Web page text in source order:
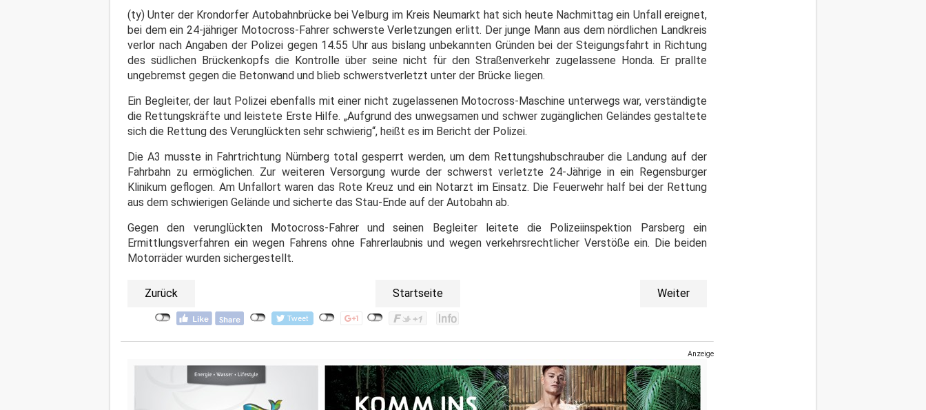
(ty) Unter der Krondorfer Autobahnbrücke bei Velburg im Kreis Neumarkt hat sich heute Nachmittag ein Unfall ereignet,
bei dem ein 24-jähriger Motocross-Fahrer schwerste Verletzungen erlitt. Der junge Mann aus dem nördlichen Landkreis
verlor nach Angaben der Polizei gegen 14.55 Uhr aus bislang unbekannten Gründen bei der Steigungsfahrt in Richtung
des südlichen Brückenkopfs die Kontrolle über seine nicht für den Straßenverkehr zugelassene Honda. Er prallte
ungebremst gegen die Betonwand und blieb schwerstverletzt unter der Brücke liegen.
Ein Begleiter, der laut Polizei ebenfalls mit einer nicht zugelassenen Motocross-Maschine unterwegs war, verständigte
die Rettungskräfte und leistete Erste Hilfe. „Aufgrund des unwegsamen und schwer zugänglichen Geländes gestaltete
sich die Rettung des Verunglückten sehr schwierig“, heißt es im Bericht der Polizei.
Die A3 musste in Fahrtrichtung Nürnberg total gesperrt werden, um dem Rettungshubschrauber die Landung auf der
Fahrbahn zu ermöglichen. Zur weiteren Versorgung wurde der schwerst verletzte 24-Jährige in ein Regensburger
Klinikum geflogen. Am Unfallort waren das Rote Kreuz und ein Notarzt im Einsatz. Die Feuerwehr half bei der Rettung
aus dem schwierigen Gelände und sicherte das Stau-Ende auf der Autobahn ab.
Gegen den verunglückten Motocross-Fahrer und seinen Begleiter leitete die Polizeiinspektion Parsberg ein
Ermittlungsverfahren ein wegen Fahrens ohne Fahrerlaubnis und wegen verkehrsrechtlicher Verstöße ein. Die beiden
Motorräder wurden sichergestellt.
Zurück Startseite Weiter
Anzeige